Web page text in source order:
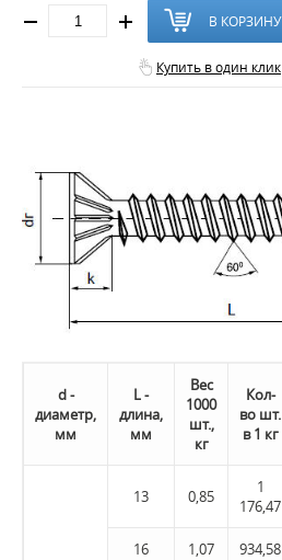
В КОРЗИНУ
Купить в один клик
d -
диаметр,
мм
L -
длина,
мм
Вес
1000
шт.,
кг
Кол-
во шт.
в 1 кг
13 0,85
1
176,47
16 1,07 934,58